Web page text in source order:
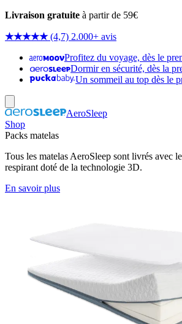
Livraison gratuite à partir de 59€
★★★★★ (4,7) 2.000+ avis
Profitez du voyage, dès le
Dormir en sécurité, dès la
Un sommeil au top dès le
AeroSleep
Shop
Packs matelas
Tous les matelas AeroSleep sont livrés avec
respirant doté de la technologie 3D.
En savoir plus